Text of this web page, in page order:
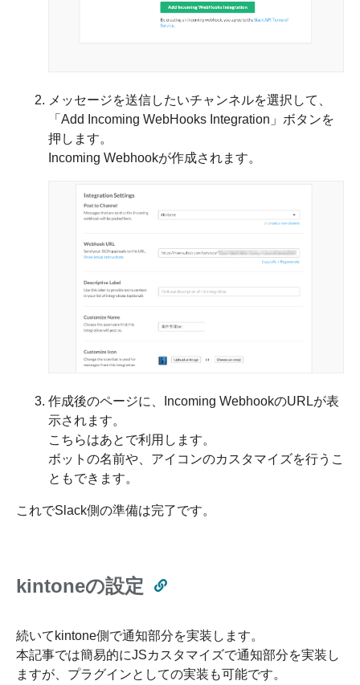
メッセージを送信したいチャンネルを選択して、
「Add Incoming WebHooks Integration」ボタンを
押します。
Incoming Webhookが作成されます。
作成後のページに、Incoming WebhookのURLが表
示されます。
こちらはあとで利用します。
ボットの名前や、アイコンのカスタマイズを行うこ
ともできます。
これでSlack側の準備は完了です。
kintoneの設定
続いてkintone側で通知部分を実装します。
本記事では簡易的にJSカスタマイズで通知部分を実装し
ますが、プラグインとしての実装も可能です。